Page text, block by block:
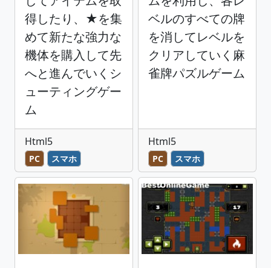
得したり、★を集
めて新たな強力な
機体を購入して先
へと進んでいくシ
ューティングゲー
ム
Html5
PC スマホ
ベルのすべての牌
を消してレベルを
クリアしていく麻
雀牌パズルゲーム
Html5
PC スマホ